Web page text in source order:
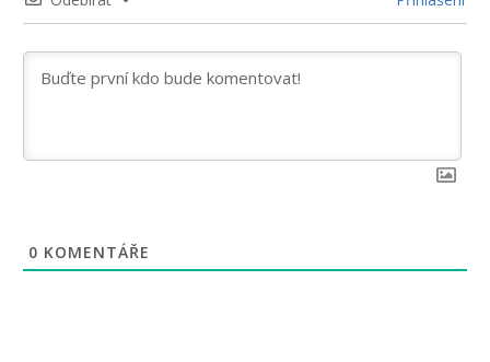
0 KOMENTÁŘE